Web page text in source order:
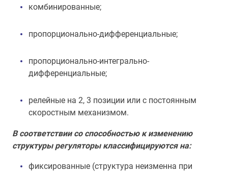
комбинированные;
пропорционально-дифференциальные;
пропорционально-интегрально-
дифференциальные;
релейные на 2, 3 позиции или с постоянным
скоростным механизмом.
В соответствии со способностью к изменению
структуры регуляторы классифицируются на:
фиксированные (структура неизменна при